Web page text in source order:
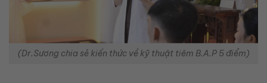
(Dr.Sương chia sẻ kiến thức về kỹ thuật tiêm B.A.P 5 điểm)